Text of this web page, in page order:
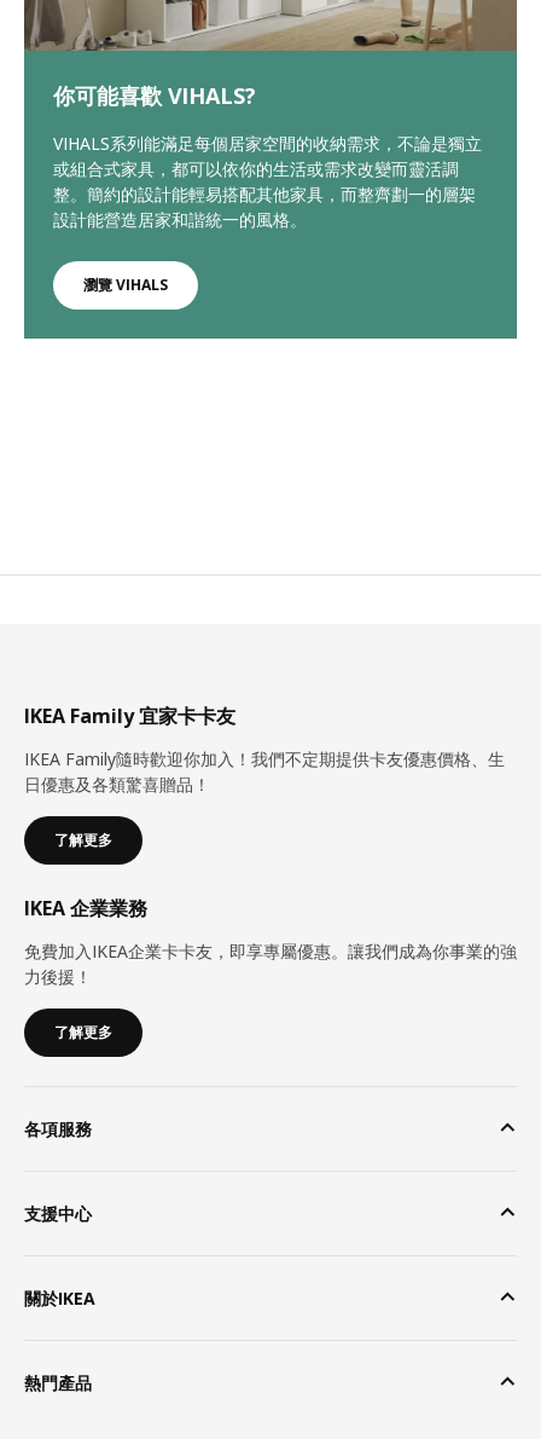
你可能喜歡 VIHALS?
VIHALS系列能滿足每個居家空間的收納需求，不論是獨立
或組合式家具，都可以依你的生活或需求改變而靈活調
整。簡約的設計能輕易搭配其他家具，而整齊劃一的層架
設計能營造居家和諧統一的風格。
瀏覽 VIHALS
IKEA Family 宜家卡卡友
IKEA Family隨時歡迎你加入！我們不定期提供卡友優惠價格、生
日優惠及各類驚喜贈品！
了解更多
IKEA 企業業務
免費加入IKEA企業卡卡友，即享專屬優惠。讓我們成為你事業的強
力後援！
了解更多
各項服務
支援中心
關於IKEA
熱門產品